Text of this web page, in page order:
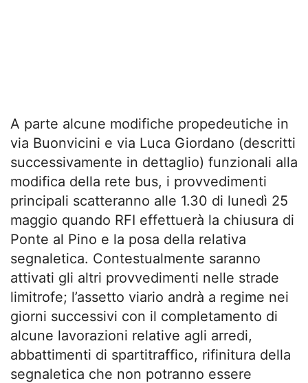
A parte alcune modifiche propedeutiche in
via Buonvicini e via Luca Giordano (descritti
successivamente in dettaglio) funzionali alla
modifica della rete bus, i provvedimenti
principali scatteranno alle 1.30 di lunedì 25
maggio quando RFI effettuerà la chiusura di
Ponte al Pino e la posa della relativa
segnaletica. Contestualmente saranno
attivati gli altri provvedimenti nelle strade
limitrofe; l’assetto viario andrà a regime nei
giorni successivi con il completamento di
alcune lavorazioni relative agli arredi,
abbattimenti di spartitraffico, rifinitura della
segnaletica che non potranno essere